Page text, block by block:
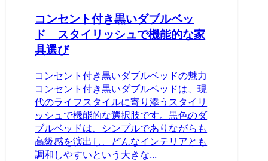
コンセント付き黒いダブルベッ
ド スタイリッシュで機能的な家
具選び
コンセント付き黒いダブルベッドの魅力
コンセント付き黒いダブルベッドは、現
代のライフスタイルに寄り添うスタイリ
ッシュで機能的な選択肢です。黒色のダ
ブルベッドは、シンプルでありながらも
高級感を演出し、どんなインテリアとも
調和しやすいという大きな...